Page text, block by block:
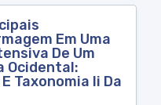
Em Uma
De Um
Ocidental:
Taxonomia Ii Da